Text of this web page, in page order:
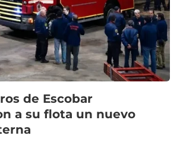
de Escobar
a su flota un nuevo